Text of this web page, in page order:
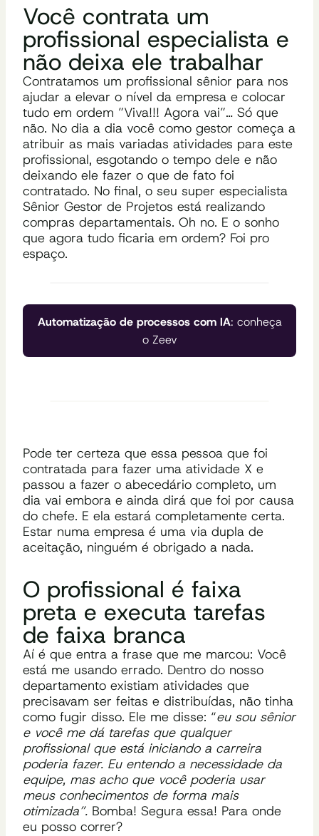
Você contrata um
profissional especialista e
não deixa ele trabalhar
Contratamos um profissional sênior para nos
ajudar a elevar o nível da empresa e colocar
tudo em ordem ”Viva!!! Agora vai”… Só que
não. No dia a dia você como gestor começa a
atribuir as mais variadas atividades para este
profissional, esgotando o tempo dele e não
deixando ele fazer o que de fato foi
contratado. No final, o seu super especialista
Sênior Gestor de Projetos está realizando
compras departamentais. Oh no. E o sonho
que agora tudo ficaria em ordem? Foi pro
espaço.
Automatização de processos com IA: conheça
o Zeev
Pode ter certeza que essa pessoa que foi
contratada para fazer uma atividade X e
passou a fazer o abecedário completo, um
dia vai embora e ainda dirá que foi por causa
do chefe. E ela estará completamente certa.
Estar numa empresa é uma via dupla de
aceitação, ninguém é obrigado a nada.
O profissional é faixa
preta e executa tarefas
de faixa branca
Aí é que entra a frase que me marcou: Você
está me usando errado. Dentro do nosso
departamento existiam atividades que
precisavam ser feitas e distribuídas, não tinha
como fugir disso. Ele me disse: “eu sou sênior
e você me dá tarefas que qualquer
profissional que está iniciando a carreira
poderia fazer. Eu entendo a necessidade da
equipe, mas acho que você poderia usar
meus conhecimentos de forma mais
otimizada”. Bomba! Segura essa! Para onde
eu posso correr?